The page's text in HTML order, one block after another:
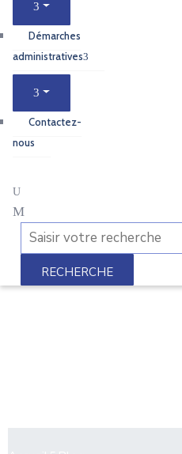
Démarches
administratives
Contactez-
nous